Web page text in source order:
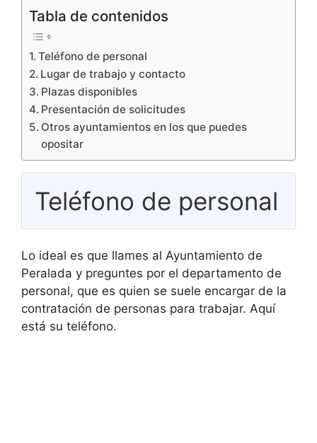
Tabla de contenidos
Teléfono de personal
Lugar de trabajo y contacto
Plazas disponibles
Presentación de solicitudes
Otros ayuntamientos en los que puedes
opositar
Teléfono de personal
Lo ideal es que llames al Ayuntamiento de
Peralada y preguntes por el departamento de
personal, que es quien se suele encargar de la
contratación de personas para trabajar. Aquí
está su teléfono.